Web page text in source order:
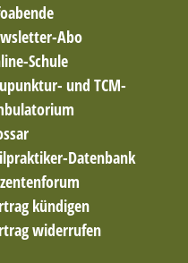
Abo
Schule
und TCM-
Datenbank
kündigen
widerrufen